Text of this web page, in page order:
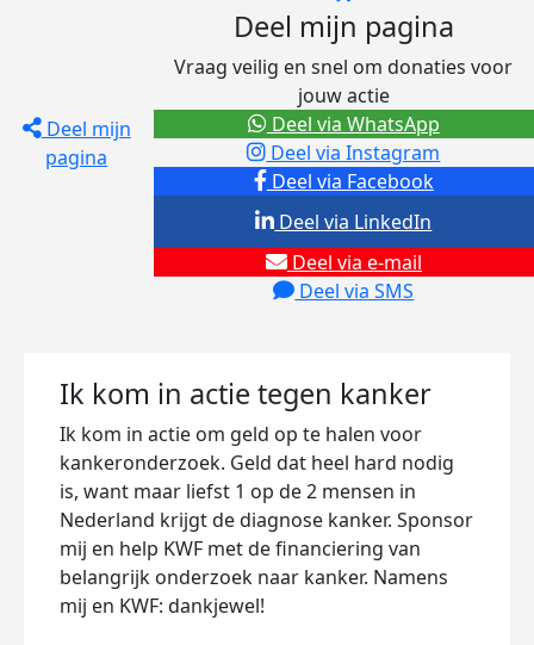
Deel mijn
pagina
Deel mijn pagina
Vraag veilig en snel om donaties voor
jouw actie
Deel via Facebook
Deel via Instagram
Deel via e-mail
Deel via SMS
Deel via LinkedIn
Deel via WhatsApp
Ik kom in actie tegen kanker
Ik kom in actie om geld op te halen voor
kankeronderzoek. Geld dat heel hard nodig
is, want maar liefst 1 op de 2 mensen in
Nederland krijgt de diagnose kanker. Sponsor
mij en help KWF met de financiering van
belangrijk onderzoek naar kanker. Namens
mij en KWF: dankjewel!